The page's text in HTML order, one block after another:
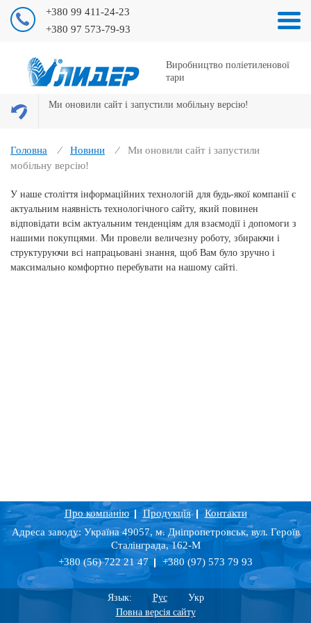
+380 99 411-24-23
+380 97 573-79-93
Виробництво поліетиленової
тари
Ми оновили сайт і запустили мобільну версію!
Головна Новини
Ми оновили сайт і запустили
мобільну версію!
У наше століття інформаційних технологій для будь-якої компанії є
актуальним наявність технологічного сайту, який повинен
відповідати всім актуальним тенденціям для взаємодії і допомоги з
нашими покупцями. Ми провели величезну роботу, збираючи і
структуруючи всі напрацьовані знання, щоб Вам було зручно і
максимально комфортно перебувати на нашому сайті.
Про компанію Продукція
Контакти
Адреса заводу: Україна 49057, м. Дніпропетровськ, вул. Героїв
Сталінграда, 162-М
+380 (56) 722 21 47
+380 (97) 573 79 93
Язык: Рус
Укр
Повна версія сайту